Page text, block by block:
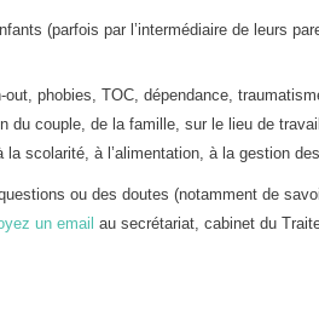
(parfois par l’intermédiaire de leurs
out, phobies, TOC, dépendance,
du couple, de la famille, sur le lieu de
la scolarité, à l’alimentation, à la gestion
ou des doutes (notamment de
un email au secrétariat, cabinet du